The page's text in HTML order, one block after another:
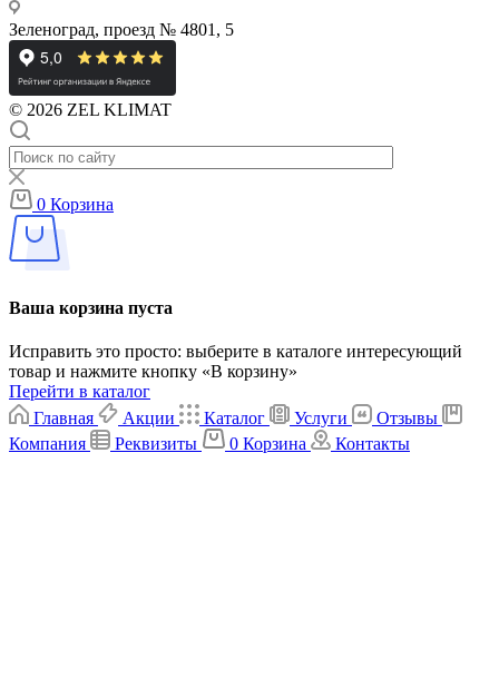
Зеленоград, проезд № 4801, 5
© 2026 ZEL KLIMAT
0 Корзина
Ваша корзина пуста
Исправить это просто: выберите в каталоге интересующий
товар и нажмите кнопку «В корзину»
Перейти в каталог
Главная
Акции Каталог Услуги
Отзывы
Компания
Реквизиты 0 Корзина Контакты